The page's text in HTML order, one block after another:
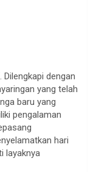
Dilengkapi dengan
yang telah
baru yang
pengalaman
hari
layaknya